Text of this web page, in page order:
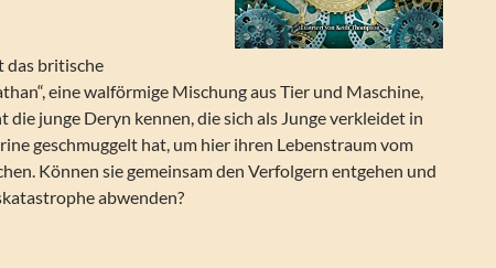
das britische
eine walförmige Mischung aus Tier und Maschine,
die junge Deryn kennen, die sich als Junge verkleidet in
geschmuggelt hat, um hier ihren Lebenstraum vom
Können sie gemeinsam den Verfolgern entgehen und
abwenden?